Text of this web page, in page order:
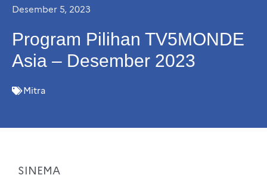
Desember 5, 2023
Program Pilihan TV5MONDE
Asia – Desember 2023
Mitra
SINEMA